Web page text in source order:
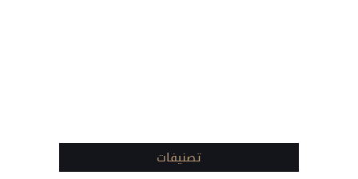
تصنيفات